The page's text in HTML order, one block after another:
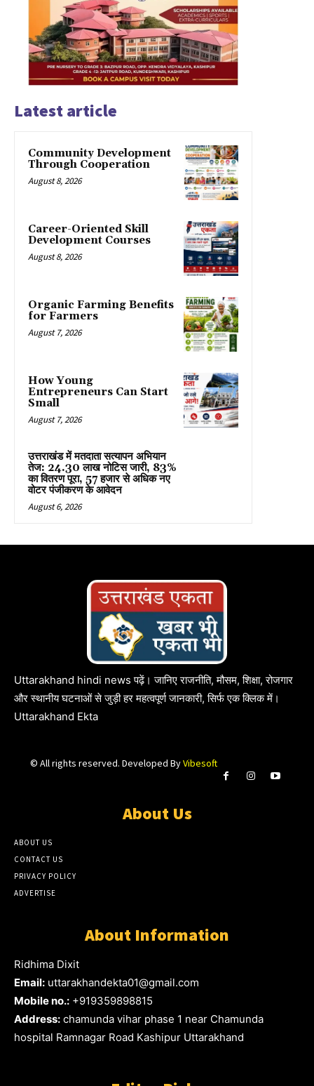
Latest article
Community Development
Through Cooperation
August 8, 2026
Career-Oriented Skill
Development Courses
August 8, 2026
Organic Farming Benefits
for Farmers
August 7, 2026
How Young
Entrepreneurs Can Start
Small
August 7, 2026
उत्तराखंड में मतदाता सत्यापन अभियान
तेज: 24.30 लाख नोटिस जारी, 83%
का वितरण पूरा, 57 हजार से अधिक नए
वोटर पंजीकरण के आवेदन
August 6, 2026
Uttarakhand hindi news पढ़ें। जानिए राजनीति, मौसम, शिक्षा, रोजगार
और स्थानीय घटनाओं से जुड़ी हर महत्वपूर्ण जानकारी, सिर्फ एक क्लिक में।
Uttarakhand Ekta
© All rights reserved. Developed ByVibesoft
About Us
ABOUT US
CONTACT US
PRIVACY POLICY
ADVERTISE
About Information
Ridhima Dixit
Email: uttarakhandekta01@gmail.com
Mobile no.: +919359898815
Address: chamunda vihar phase 1 near Chamunda
hospital Ramnagar Road Kashipur Uttarakhand